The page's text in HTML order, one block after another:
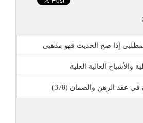
إذا صح الحديث فهو مذهبي
والأشياخ العالية العلية
عقد الرهن والضمان (378)